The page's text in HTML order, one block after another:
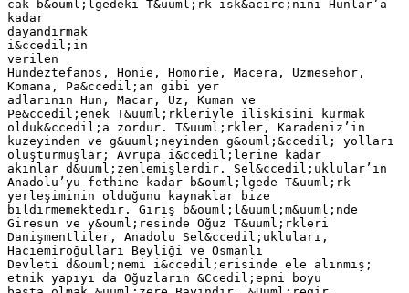
cak b&ouml;lgedeki T&uuml;rk isk&acirc;nını Hunlar’a
kadar
dayandırmak
i&ccedil;in
verilen
Hundeztefanos, Honie, Homorie, Macera, Uzmesehor,
Komana, Pa&ccedil;an gibi yer
adlarının Hun, Macar, Uz, Kuman ve
Pe&ccedil;enek T&uuml;rkleriyle ilişkisini kurmak
olduk&ccedil;a zordur. T&uuml;rkler, Karadeniz’in
kuzeyinden ve g&uuml;neyinden g&ouml;&ccedil; yolları
oluşturmuşlar; Avrupa i&ccedil;lerine kadar
akınlar d&uuml;zenlemişlerdir. Sel&ccedil;uklular’ın
Anadolu’yu fethine kadar b&ouml;lgede T&uuml;rk
yerleşiminin olduğunu kaynaklar bize
bildirmemektedir. Giriş b&ouml;l&uuml;m&uuml;nde
Giresun ve y&ouml;resinde Oğuz T&uuml;rkleri
Danişmentliler, Anadolu Sel&ccedil;ukluları,
Hacıemiroğulları Beyliği ve Osmanlı
Devleti d&ouml;nemi i&ccedil;erisinde ele alınmış;
etnik yapıyı da Oğuzların &Ccedil;epni boyu